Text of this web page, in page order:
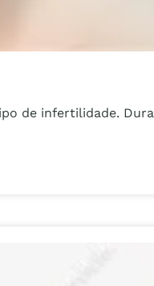
de infertilidade.